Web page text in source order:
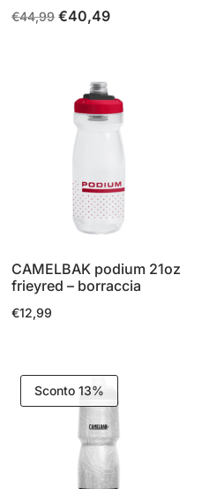
€44,99 Il
€44,99.
€40,49Il
€40,49.
CAMELBAK podium 21oz
frieyred – borraccia
€12,99
Sconto 13%